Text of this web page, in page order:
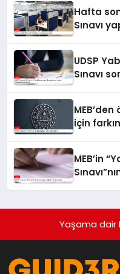
Hafta
Sınavı
UDSP
Sınavı
için
MEB’in
Yaşama dair